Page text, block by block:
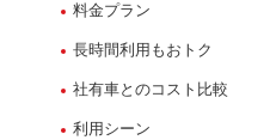
料金プラン
長時間利用もおトク
社有車とのコスト比較
利用シーン